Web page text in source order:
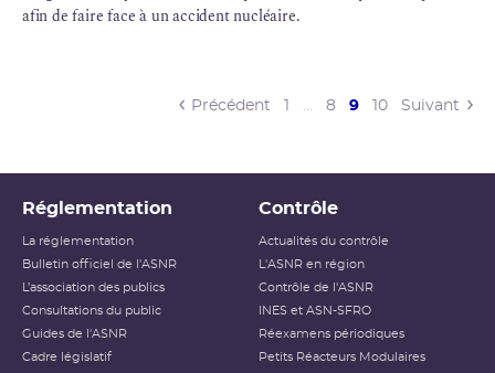
afin de faire face à un accident nucléaire.
Précédent … 8 9(current)
10 Suivant
Réglementation
La réglementation
Bulletin officiel de l'ASNR
L’association des publics
Consultations du public
Guides de l'ASNR
Cadre législatif
Contrôle
Actualités du contrôle
L'ASNR en région
Contrôle de l'ASNR
INES et ASN-SFRO
Réexamens périodiques
Petits Réacteurs Modulaires